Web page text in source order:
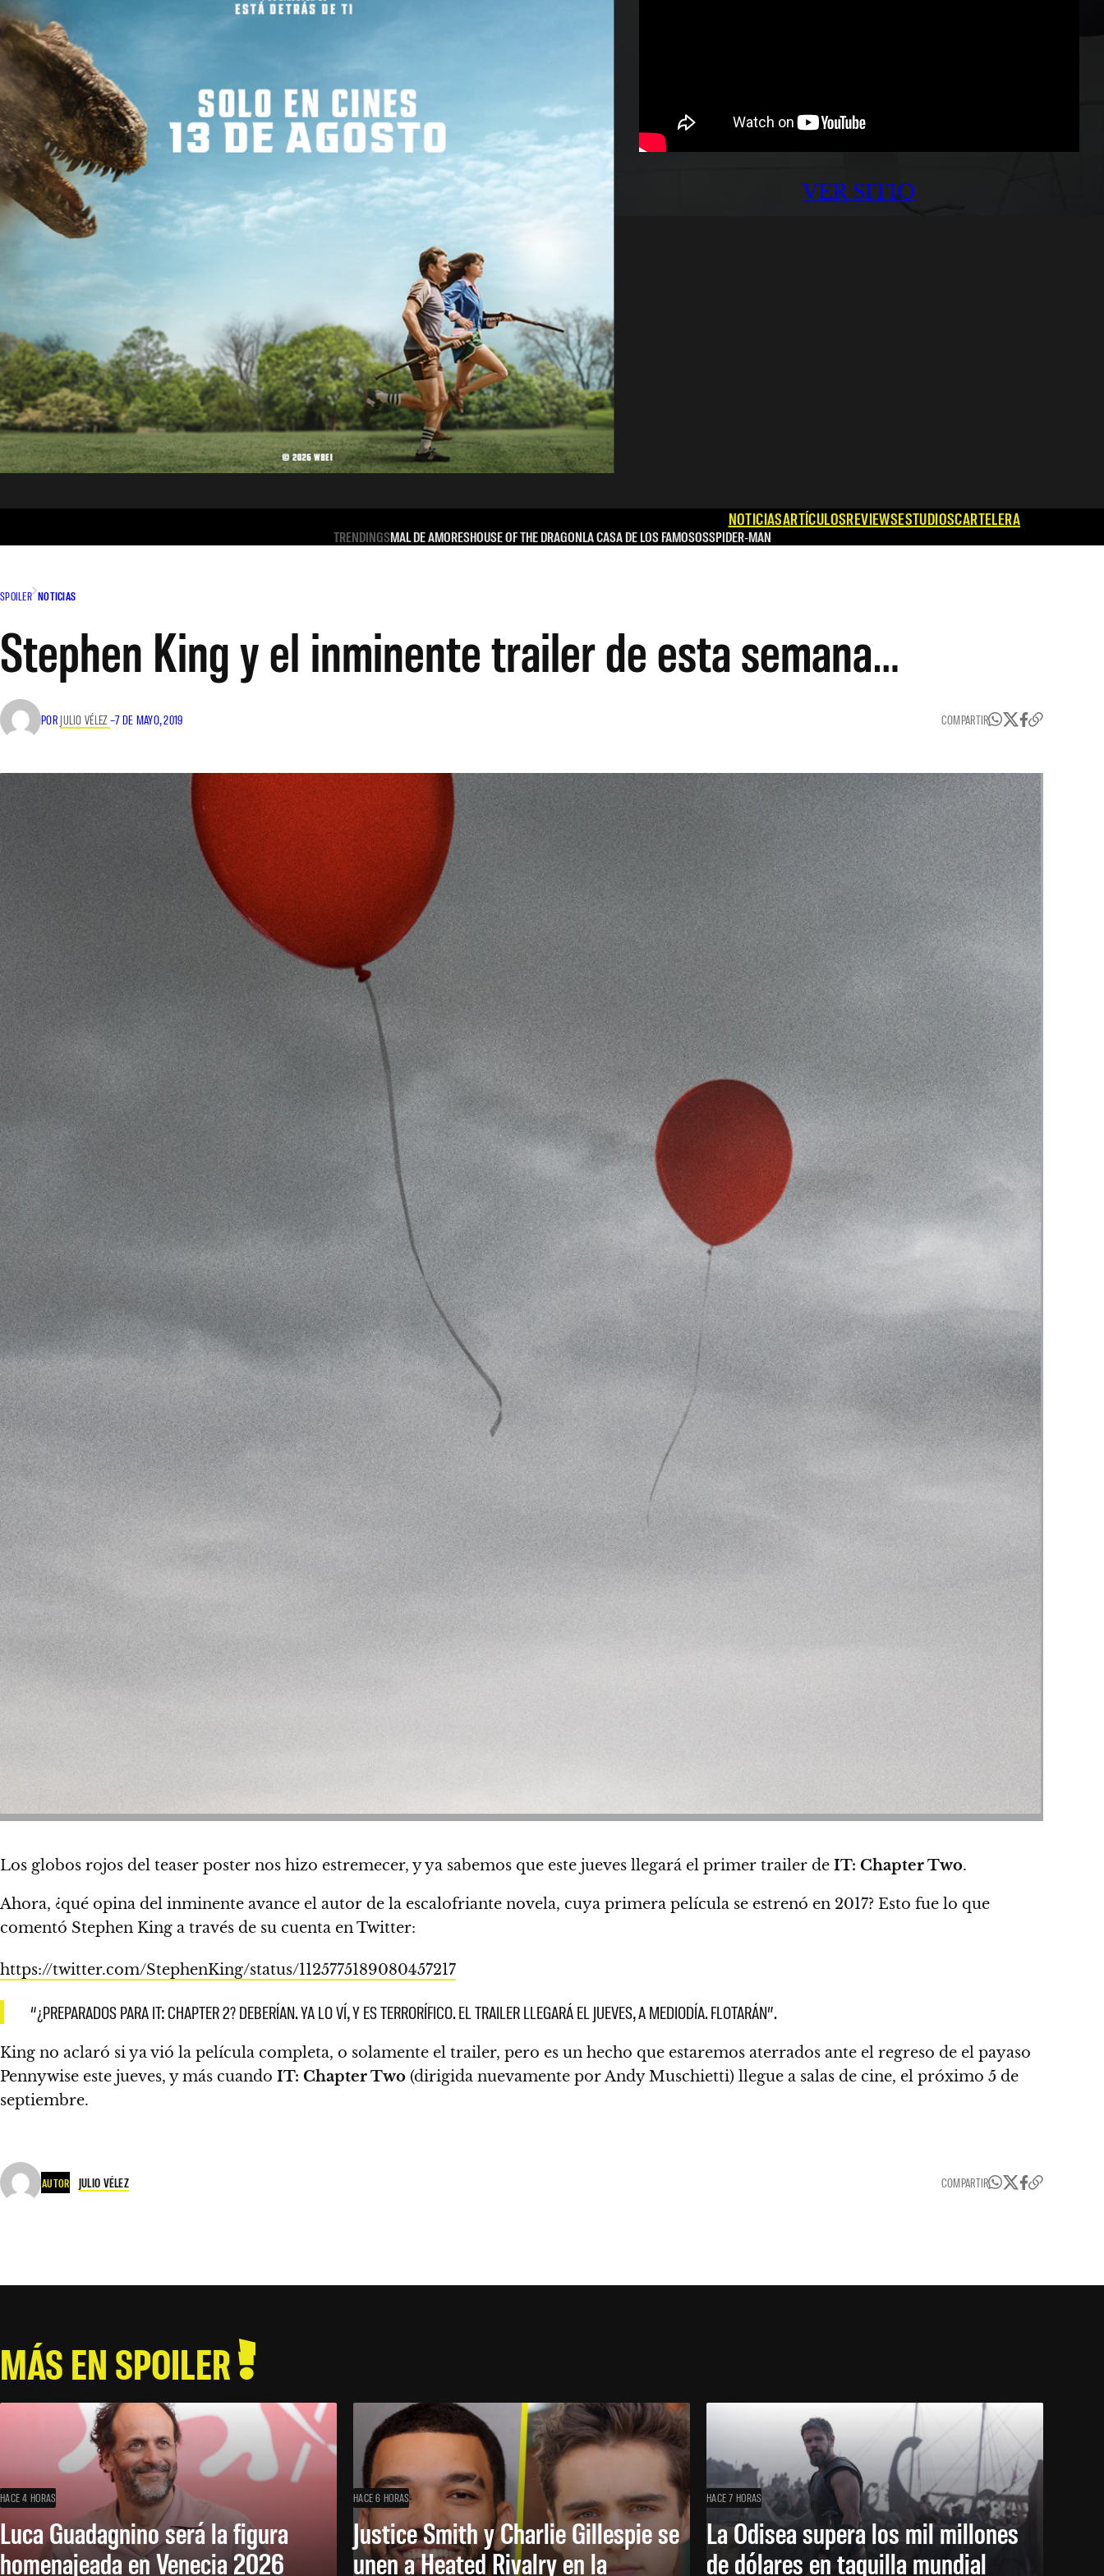
VER SITIO
NOTICIASARTÍCULOSREVIEWSESTUDIOSCARTELERA
TRENDINGSMAL DE AMORESHOUSE OF THE DRAGONLA CASA DE LOS FAMOSOSSPIDER-MAN
SPOILER NOTICIAS
Stephen King y el inminente trailer de esta semana…
POR JULIO VÉLEZ –7 DE MAYO, 2019 COMPARTIR
Los globos rojos del teaser poster nos hizo estremecer, y ya sabemos que este jueves llegará el primer trailer de IT: Chapter Two.
Ahora, ¿qué opina del inminente avance el autor de la escalofriante novela, cuya primera película se estrenó en 2017? Esto fue lo que
comentó Stephen King a través de su cuenta en Twitter:
https://twitter.com/StephenKing/status/1125775189080457217
“¿PREPARADOS PARA IT: CHAPTER 2? DEBERÍAN. YA LO VÍ, Y ES TERRORÍFICO. EL TRAILER LLEGARÁ EL JUEVES, A MEDIODÍA. FLOTARÁN”.
King no aclaró si ya vió la película completa, o solamente el trailer, pero es un hecho que estaremos aterrados ante el regreso de el payaso
Pennywise este jueves, y más cuando IT: Chapter Two (dirigida nuevamente por Andy Muschietti) llegue a salas de cine, el próximo 5 de
septiembre.
AUTOR JULIO VÉLEZ COMPARTIR
MÁS EN SPOILER
HACE 4 HORAS
Luca Guadagnino será la figura
homenajeada en Venecia 2026
HACE 6 HORAS
Justice Smith y Charlie Gillespie se
unen a Heated Rivalry en la
HACE 7 HORAS
La Odisea supera los mil millones
de dólares en taquilla mundial